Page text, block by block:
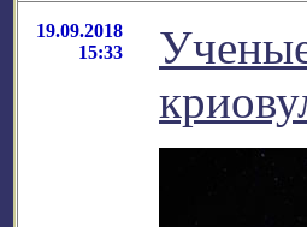
19.09.2018
15:33